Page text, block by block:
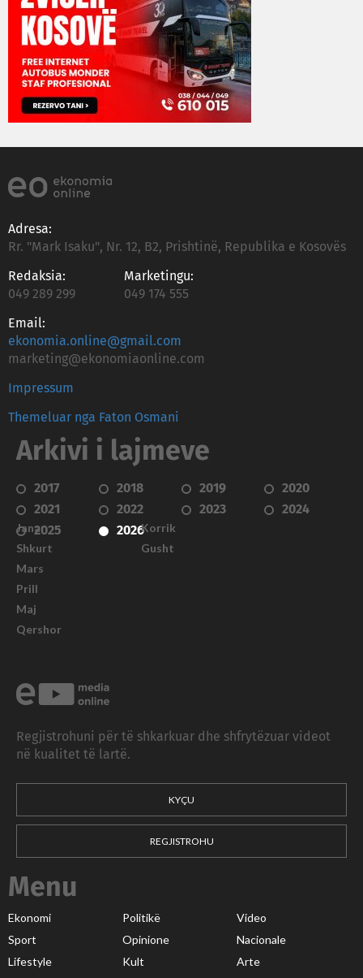
Adresa:
Rr. "Mark Isaku", Nr. 12, B2, Prishtinë, Republika e Kosovës
Redaksia:
049 289 299
Marketingu:
049 174 555
Email:
ekonomia.online@gmail.com
marketing@ekonomiaonline.com
Impressum
Themeluar nga Faton Osmani
Arkivi i lajmeve
2017 2018 2019
2020
2021
2022 2023
2024
2025
2026
Janar
Shkurt
Mars
Prill
Maj
Qershor
Korrik
Gusht
Regjistrohuni për të shkarkuar dhe shfrytëzuar videot
në kualitet të lartë.
KYÇU
REGJISTROHU
Menu
Ekonomi Politikë
Video
Sport
Opinione
Nacionale
Lifestyle
Kult
Arte